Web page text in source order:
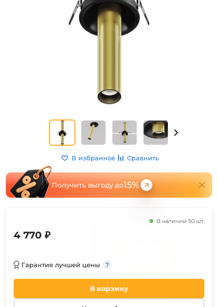
В избранное Сравнить
Получить выгоду до15%
В наличии 50 шт.
4 770 ₽
Гарантия лучшей цены
В корзину